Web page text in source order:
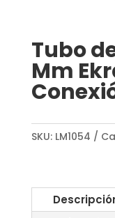
Tubo
Mm
SKU: LM1054